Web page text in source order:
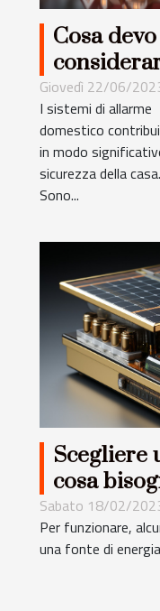
Cosa devo
quando
acquisto un
allarme
casa ?
Giovedì 22/06/
I sistemi di allarme
domestico
in modo
sicurezza della casa.
Sono...
Scegliere
cosa
Sabato 18/02/
Per funzionare,
una fonte di